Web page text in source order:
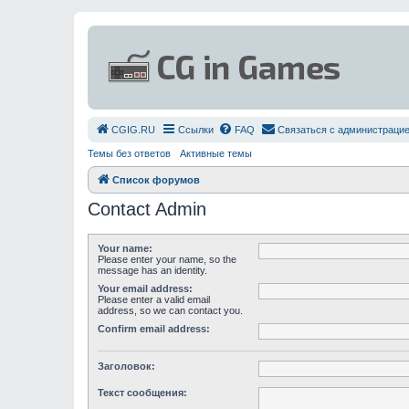
СGIG.RU Ссылки FAQ Связаться с
Темы без ответов Активные темы
Список форумов
Contact Admin
Your name:
Please enter your name, so the
message has an identity.
Your email address:
Please enter a valid email
address, so we can contact you.
Confirm email address:
Заголовок:
Текст сообщения: